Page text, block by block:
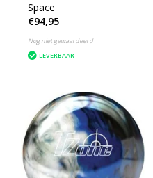
Space
€94,95
Nog niet gewaardeerd
LEVERBAAR